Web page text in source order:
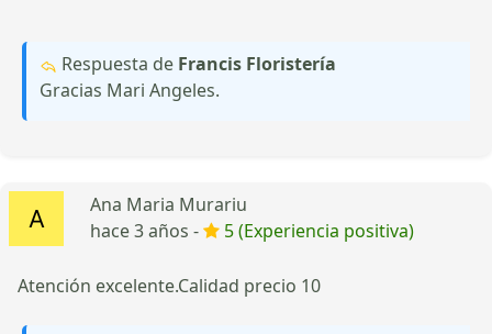
Respuesta de Francis Floristería
Gracias Mari Angeles.
Ana Maria Murariu
hace 3 años -
5 (Experiencia positiva)
Atención excelente.Calidad precio 10